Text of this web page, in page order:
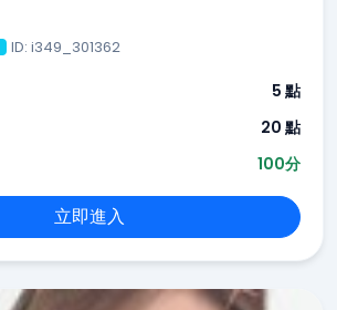
ID: i349_301362
5 點
20 點
100分
立即進入